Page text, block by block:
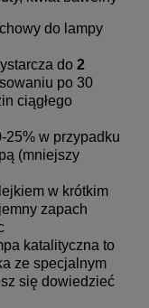
do lampy
do 2
po 30
ciągłego
25% w przypadku
(mniejszy
w krótkim
zapach
katalityczna to
ze specjalnym
się dowiedzieć